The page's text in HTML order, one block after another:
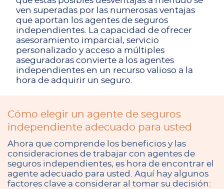
ven superadas por las numerosas ventajas
que aportan los agentes de seguros
independientes. La capacidad de ofrecer
asesoramiento imparcial, servicio
personalizado y acceso a múltiples
aseguradoras convierte a los agentes
independientes en un recurso valioso a la
hora de adquirir un seguro.
Cómo elegir un agente de seguros
independiente adecuado para usted
Ahora que comprende los beneficios y las
consideraciones de trabajar con agentes de
seguros independientes, es hora de encontrar el
agente adecuado para usted. Aquí hay algunos
factores clave a considerar al tomar su decisión: